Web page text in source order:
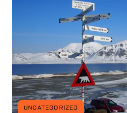
UNCATEGORIZED